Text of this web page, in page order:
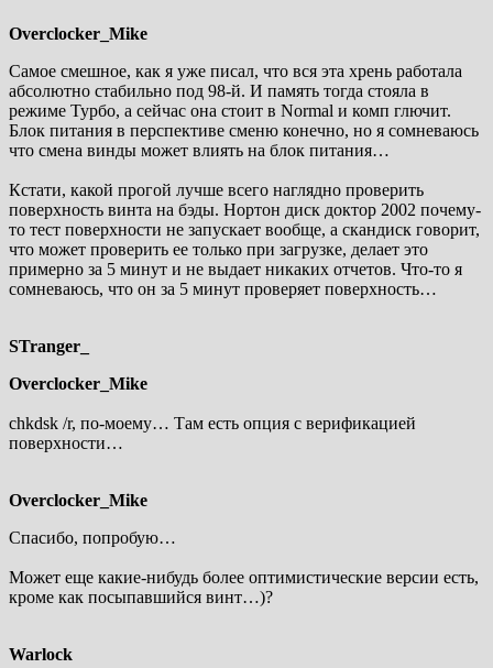
Overclocker_Mike
Самое смешное, как я уже писал, что вся эта хрень работала
абсолютно стабильно под 98-й. И память тогда стояла в
режиме Турбо, а сейчас она стоит в Normal и комп глючит.
Блок питания в перспективе сменю конечно, но я сомневаюсь
что смена винды может влиять на блок питания…
Кстати, какой прогой лучше всего наглядно проверить
поверхность винта на бэды. Нортон диск доктор 2002 почему-
то тест поверхности не запускает вообще, а скандиск говорит,
что может проверить ее только при загрузке, делает это
примерно за 5 минут и не выдает никаких отчетов. Что-то я
сомневаюсь, что он за 5 минут проверяет поверхность…
STranger_
Overclocker_Mike
chkdsk /r, по-моему… Там есть опция с верификацией
поверхности…
Overclocker_Mike
Спасибо, попробую…
Может еще какие-нибудь более оптимистические версии есть,
кроме как посыпавшийся винт…)?
Warlock